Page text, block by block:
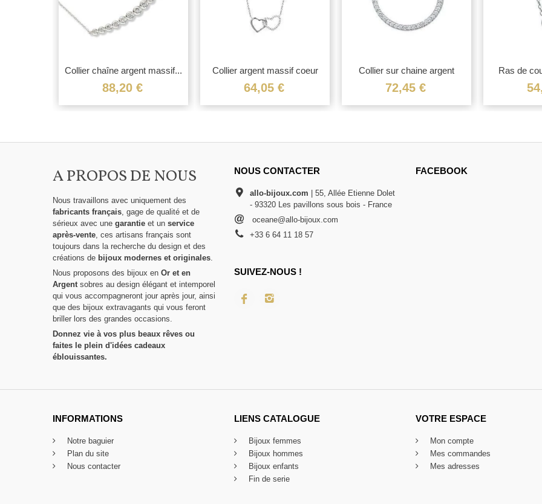
Collier chaîne argent massif...
88,20 €
Collier argent massif coeur
dans...
64,05 €
Collier sur chaine argent
massif...
72,45 €
Ras de
A PROPOS DE NOUS
Nous travaillons avec uniquement des
fabricants français, gage de qualité et de
sérieux avec une garantie et un service
après-vente, ces artisans français sont
toujours dans la recherche du design et des
créations de bijoux modernes et originales.
Nous proposons des bijoux en Or et en
Argentsobres au design élégant et intemporel
qui vous accompagneront jour après jour, ainsi
que des bijoux extravagants qui vous feront
briller lors des grandes occasions.
Donnez vie à vos plus beaux rêves ou
faites le plein d'idées cadeaux
éblouissantes.
NOUS CONTACTER
allo-bijoux.com | 55, Allée Etienne Dolet
- 93320 Les pavillons sous bois - France
oceane@allo-bijoux.com
+33 6 64 11 18 57
FACEBOOK
SUIVEZ-NOUS !
INFORMATIONS
Notre baguier
Plan du site
Nous contacter
LIENS CATALOGUE
Bijoux femmes
Bijoux hommes
Bijoux enfants
Fin de serie
VOTRE ESPACE
Mon compte
Mes commandes
Mes adresses